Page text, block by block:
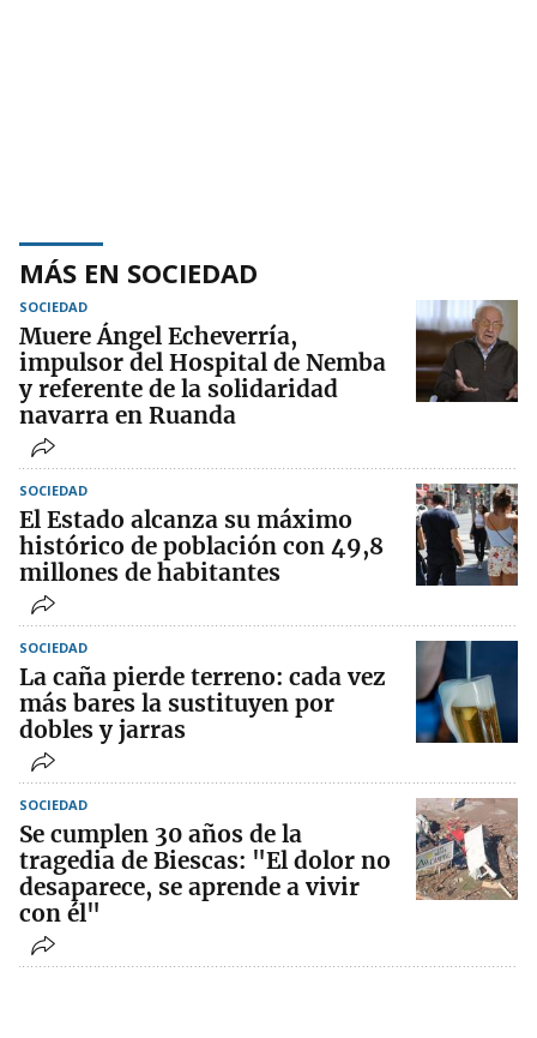
MÁS EN SOCIEDAD
SOCIEDAD
Muere Ángel Echeverría,
impulsor del Hospital de Nemba
y referente de la solidaridad
navarra en Ruanda
SOCIEDAD
El Estado alcanza su máximo
histórico de población con 49,8
millones de habitantes
SOCIEDAD
La caña pierde terreno: cada vez
más bares la sustituyen por
dobles y jarras
SOCIEDAD
Se cumplen 30 años de la
tragedia de Biescas: "El dolor no
desaparece, se aprende a vivir
con él"